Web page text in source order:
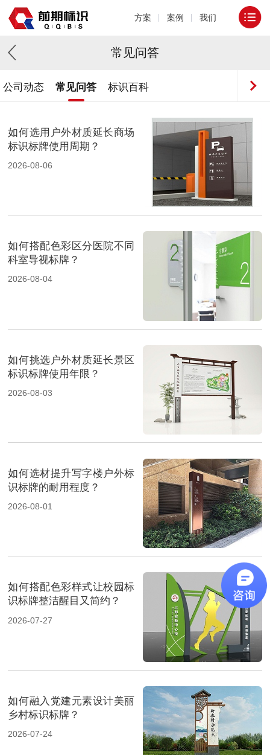
方案 案例 我们
常见问答
公司动态 常见问答 标识百科
如何选用户外材质延长商场
标识标牌使用周期？
2026-08-06
如何搭配色彩区分医院不同
科室导视标牌？
2026-08-04
如何挑选户外材质延长景区
标识标牌使用年限？
2026-08-03
如何选材提升写字楼户外标
识标牌的耐用程度？
2026-08-01
如何搭配色彩样式让校园标
识标牌整洁醒目又简约？
2026-07-27
如何融入党建元素设计美丽
乡村标识标牌？
2026-07-24